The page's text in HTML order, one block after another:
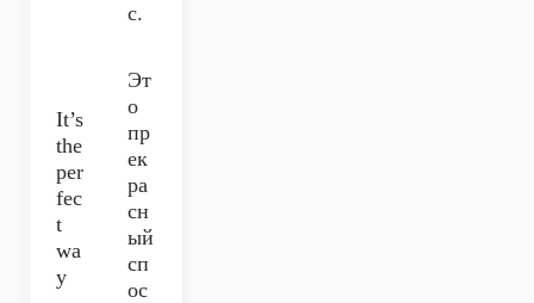
с.
It’s
the
per
fec
t
wa
y
Эт
о
пр
ек
ра
сн
ый
сп
ос